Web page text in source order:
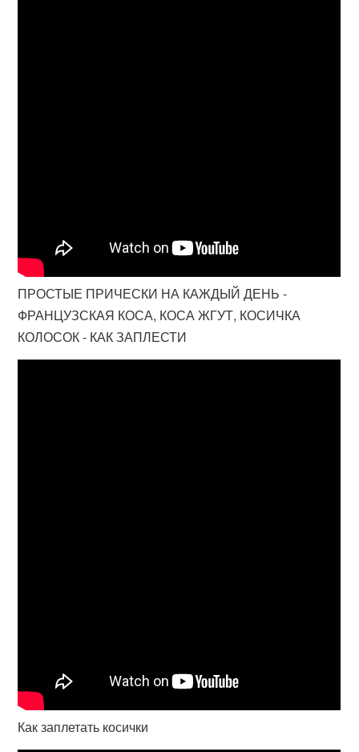
ПРОСТЫЕ ПРИЧЕСКИ НА КАЖДЫЙ ДЕНЬ -
ФРАНЦУЗСКАЯ КОСА, КОСА ЖГУТ, КОСИЧКА
КОЛОСОК - КАК ЗАПЛЕСТИ
Как заплетать косички